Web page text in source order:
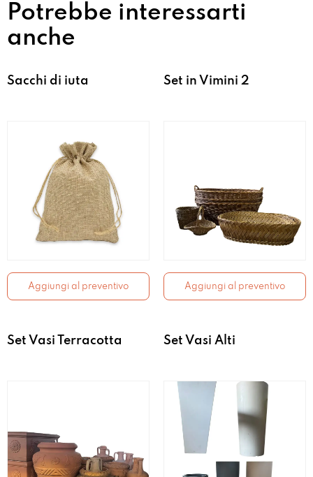
Potrebbe interessarti
anche
Sacchi di iuta
Aggiungi al preventivo
Set in Vimini 2
Aggiungi al preventivo
Set Vasi Terracotta Set Vasi Alti